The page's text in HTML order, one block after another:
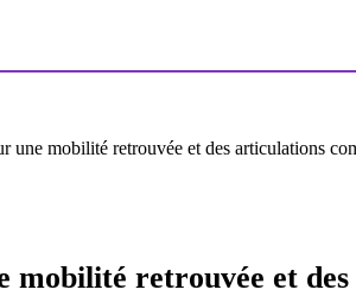
une mobilité retrouvée et des articulations
retrouvée et